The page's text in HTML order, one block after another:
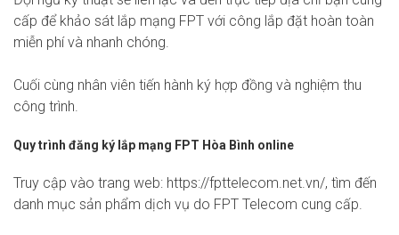
cấp để khảo sát lắp mạng FPT với công lắp đặt hoàn toàn
miễn phí và nhanh chóng.
Cuối cùng nhân viên tiến hành ký hợp đồng và nghiệm thu
công trình.
Quy trình đăng ký lắp mạng FPT Hòa Bình online
Truy cập vào trang web: https://fpttelecom.net.vn/, tìm đến
danh mục sản phẩm dịch vụ do FPT Telecom cung cấp.